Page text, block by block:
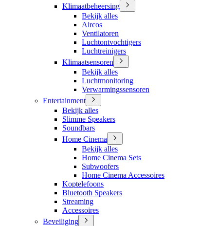
Klimaatbeheersing
Bekijk alles
Aircos
Ventilatoren
Luchtontvochtigers
Luchtreinigers
Klimaatsensoren
Bekijk alles
Luchtmonitoring
Verwarmingssensoren
Entertainment
Bekijk alles
Slimme Speakers
Soundbars
Home Cinema
Bekijk alles
Home Cinema Sets
Subwoofers
Home Cinema Accessoires
Koptelefoons
Bluetooth Speakers
Streaming
Accessoires
Beveiliging